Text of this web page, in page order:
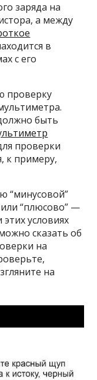
заряда на
а между
в
с его
проверку
быть
проверки
к примеру,
“минусовой”
“плюсово” —
условиях
сказать об
на
на